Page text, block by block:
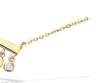
enfant